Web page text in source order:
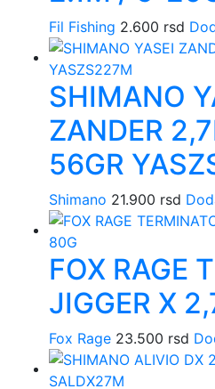
Fil Fishing 2.600 rsd
SHIMANO
ZANDER
56GR
Shimano 21.900 rsd
FOX RAGE
JIGGER X
Fox Rage 23.500 rsd